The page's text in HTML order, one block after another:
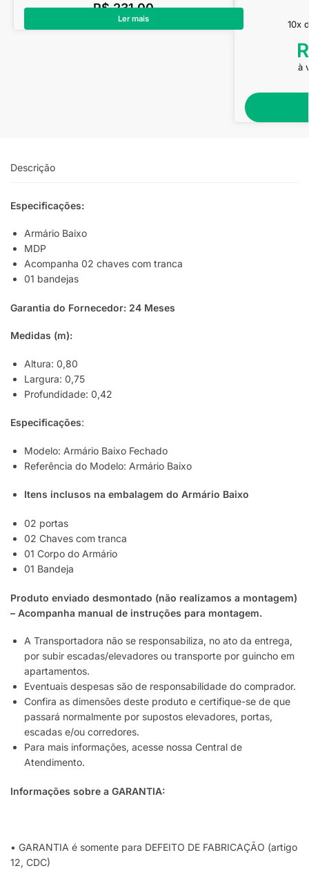
R$231,00
Ler mais 10x
à
Descrição
Especificações:
Armário Baixo
MDP
Acompanha 02 chaves com tranca
01 bandejas
Garantia do Fornecedor: 24 Meses
Medidas (m):
Altura: 0,80
Largura: 0,75
Profundidade: 0,42
Especificações:
Modelo: Armário Baixo Fechado
Referência do Modelo: Armário Baixo
Itens inclusos na embalagem do Armário Baixo
02 portas
02 Chaves com tranca
01 Corpo do Armário
01 Bandeja
Produto enviado desmontado (não realizamos a montagem)
– Acompanha manual de instruções para montagem.
A Transportadora não se responsabiliza, no ato da entrega,
por subir escadas/elevadores ou transporte por guincho em
apartamentos.
Eventuais despesas são de responsabilidade do comprador.
Confira as dimensões deste produto e certifique-se de que
passará normalmente por supostos elevadores, portas,
escadas e/ou corredores.
Para mais informações, acesse nossa Central de
Atendimento.
Informações sobre a GARANTIA:
• GARANTIA é somente para DEFEITO DE FABRICAÇÃO (artigo
12, CDC)